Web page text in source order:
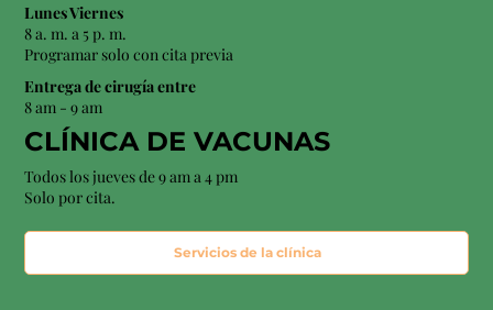
Lunes Viernes
8 a. m. a 5 p. m.
Programar solo con cita previa
Entrega de cirugía entre
8 am - 9 am
CLÍNICA DE VACUNAS
Todos los jueves de 9 am a 4 pm
Solo por cita.
Servicios de la clínica